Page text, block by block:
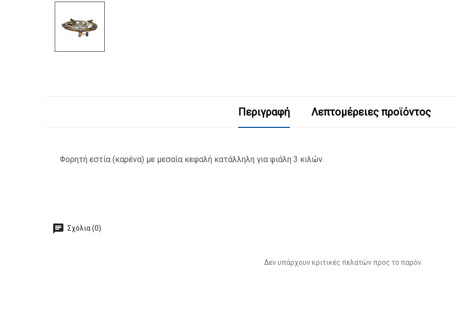
Περιγραφή Λεπτομέρειες προϊόντος
Φορητή εστία (καρένα) με μεσαία κεφαλή κατάλληλη για φιάλη 3 κιλών.
Σχόλια (0)
Δεν υπάρχουν κριτικές πελατών προς το παρόν.